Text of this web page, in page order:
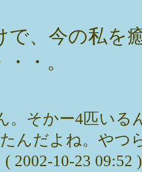
で、今の私を
・。
。そかー4匹いる
んだよね。やつ
2002-10-23 09:52 )